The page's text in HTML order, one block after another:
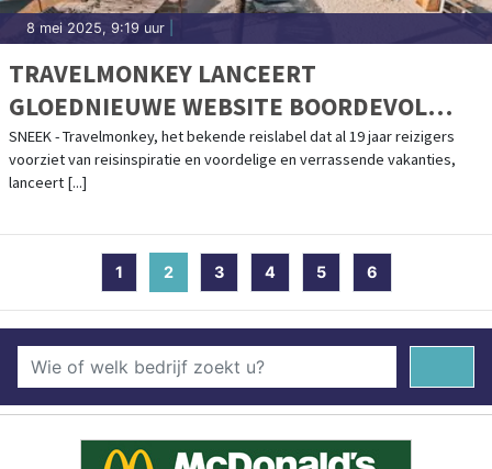
8 mei 2025, 9:19 uur
TRAVELMONKEY LANCEERT
GLOEDNIEUWE WEBSITE BOORDEVOL
VAKANTIEDEALS
SNEEK - Travelmonkey, het bekende reislabel dat al 19 jaar reizigers
voorziet van reisinspiratie en voordelige en verrassende vakanties,
lanceert [...]
1 2(current)
3 4 5 6